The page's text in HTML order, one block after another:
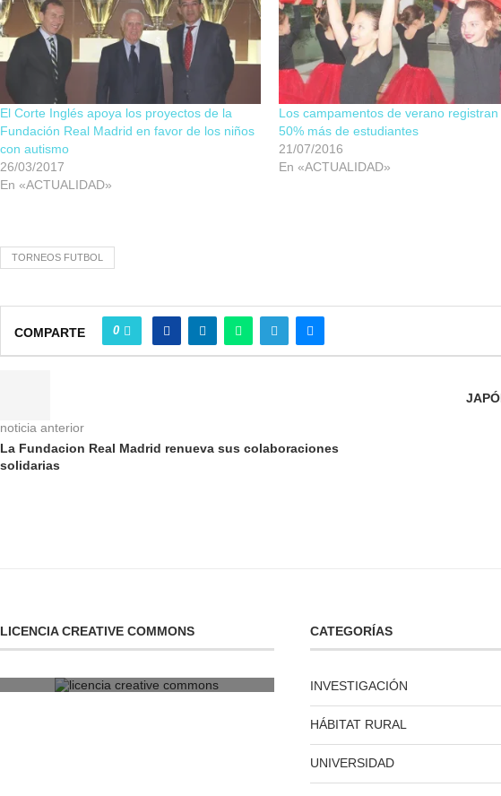
El Corte Inglés apoya los proyectos de la
Fundación Real Madrid en favor de los niños
con autismo
26/03/2017
En «ACTUALIDAD»
Los campamentos de verano registran
50% más de estudiantes
21/07/2016
En «ACTUALIDAD»
TORNEOS FUTBOL
COMPARTE 0
noticia anterior
La Fundacion Real Madrid renueva sus colaboraciones
solidarias
LICENCIA CREATIVE COMMONS CATEGORÍAS
INVESTIGACIÓN
HÁBITAT RURAL
UNIVERSIDAD